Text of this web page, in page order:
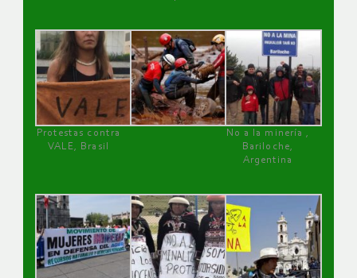
Protestas contra
VALE, Brasil
No a la minería ,
Bariloche,
Argentina